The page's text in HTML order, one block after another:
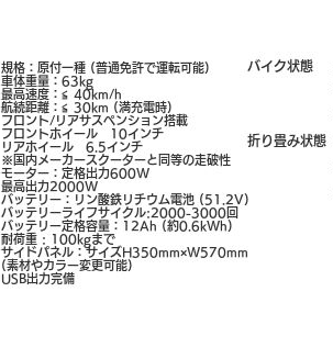
バイク状態
折り畳み状態
規格：原付一種 (普通免許で運転可能)
車体重量：63kg
最高速度：≦ 40km/h
航続距離：≦ 30km (満充電時)
フロント/リアサスペンション搭載
フロントホイール 10インチ
リアホイール 6.5インチ​
※国内メーカースクーターと同等の走破性
モーター：定格出力600W
最高出力2000W
バッテリー：リン酸鉄リチウム電池 (51.2V)
バッテリーライフサイクル:2000-3000回
バッテリー定格容量：12Ah (約0.6kWh)
耐荷重 : 100kgまで
サイドパネル：サイズH350mm×W570mm
(素材やカラー変更可能)
USB出力完備